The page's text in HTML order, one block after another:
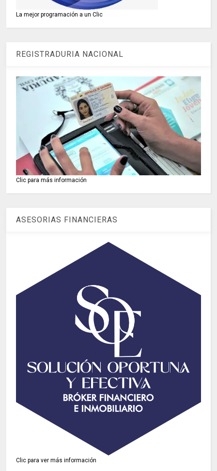
La mejor programación a un Clic
REGISTRADURIA NACIONAL
Clic para más información
ASESORIAS FINANCIERAS
Clic para ver más información